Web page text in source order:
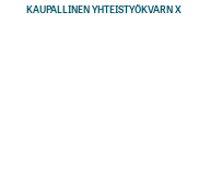
KAUPALLINEN YHTEISTYÖKVARN X